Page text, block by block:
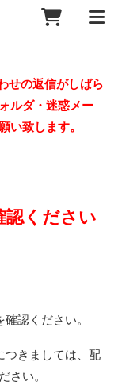
せの返信がしばら
ルダ・迷惑メー
い致します。
認ください
確認ください。
つきましては、配
さい。